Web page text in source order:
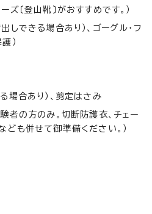
ズ〔登山靴〕がおすすめです。）
しできる場合あり）、ゴーグル・フ
）
場合あり）、剪定はさみ
験者の方のみ。切断防護衣、チェー
ども併せて御準備ください。）